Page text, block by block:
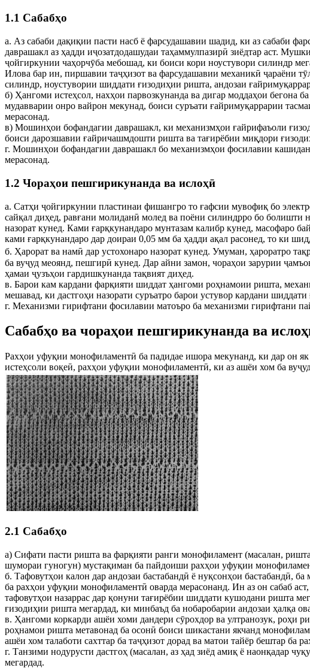
1.1 Сабабҳо
а. Аз сабаби дақиқии пасти насб ё фарсудашавии шадид, ки аз сабаби
даврашакл аз ҳадди иҷозатдодашудаи таҳаммулпазирӣ зиёдтар аст.
ҷойгиркунии чаҳорчӯба мебошад, ки боиси кори ноустувори силиндр
Илова бар ин, пиршавии таҷҳизот ва фарсудашавии механикӣ ҷараёни
силиндр, ноустувории шиддати ғизодиҳии ришта, андозаи
б) Ҳангоми истеҳсол, нахҳои парвозкунанда ва дигар моддаҳои бегона
мудавварии онро вайрон мекунад, боиси суръати ғайримуқаррарии
мерасонад.
в) Мошинҳои бофандагии даврашакл, ки механизмҳои ғайрифаъоли
боиси дарозшавии ғайричашмдошти ришта ва тағирёбии миқдори
г. Мошинҳои бофандагии даврашакл бо механизмҳои фосилавии кашидан
мерасонад.
1.2 Чораҳои пешгирикунанда ва ислоҳӣ
а. Сатҳи ҷойгиркунии пластинаи фишангро то ғафсии мувофиқ бо
сайқал диҳед, равғани молиданӣ молед ва поёни силиндрро бо болишти
назорат кунед. Ками ғарқкунандаро мунтазам калибр кунед, масофаро
ками ғарқкунандаро дар доираи 0,05 мм ба ҳадди ақал расонед, то ки
б. Ҳарорат ва намӣ дар устохонаро назорат кунед. Умуман, ҳароратро
ба вуҷуд меоянд, пешгирӣ кунед. Дар айни замон, чораҳои зарурии
ҳамаи ҷузъҳои гардишкунанда тақвият диҳед.
в. Барои кам кардани фарқияти шиддат ҳангоми роҳнамоии ришта,
мешавад, ки дастгоҳи назорати суръатро барои устувор кардани
г. Механизми гирифтани фосилавии матоъро ба механизми гирифтани
Сабабҳо ва чораҳои пешгирикунанда ва
Рахҳои уфуқии монофиламентӣ ба падидае ишора мекунанд, ки дар он як
истеҳсоли воқеӣ, рахҳои уфуқии монофиламентӣ, ки аз ашёи хом ба
2.1 Сабабҳо
а) Сифати пасти ришта ва фарқияти ранги монофиламент (масалан,
шумораи гуногун) мустақиман ба пайдоиши рахҳои уфуқии
б. Тафовутҳои калон дар андозаи бастабандӣ ё нуқсонҳои
ба рахҳои уфуқии монофиламентӣ оварда мерасонанд. Ин аз он сабаб
тафовутҳои назаррас дар қонуни тағирёбии шиддати кушодани ришта
ғизодиҳии ришта мегардад, ки минбаъд ба нобаробарии андозаи ҳалқа
в. Ҳангоми коркарди ашёи хоми дандери сӯрохдор ва ултранозук, роҳи
роҳнамои ришта метавонад ба осонӣ боиси шикастани якчанд
ашёи хом талаботи сахттар ба таҷҳизот дорад ва матои тайёр бештар
г. Танзими нодурусти дастгоҳ (масалан, аз ҳад зиёд амиқ ё наонқадар
мегардад.